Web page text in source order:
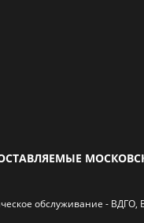
обслуживание - ВДГО,